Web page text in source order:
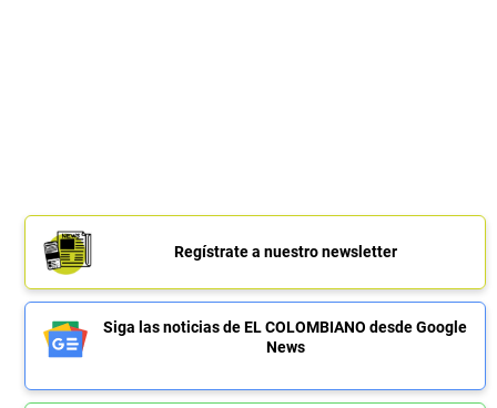
Regístrate a nuestro newsletter
Siga las noticias de EL COLOMBIANO desde Google
News